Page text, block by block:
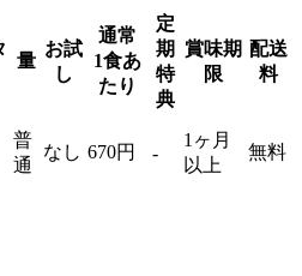
量
お試
し
通常
1食あ
たり
定
期
特
典
賞味期
限
配送
料
普
通
なし 670円 -
1ヶ月
以上
無料